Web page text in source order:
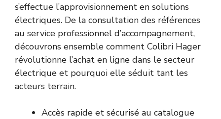
s’effectue l’approvisionnement en solutions
électriques. De la consultation des références
au service professionnel d’accompagnement,
découvrons ensemble comment Colibri Hager
révolutionne l’achat en ligne dans le secteur
électrique et pourquoi elle séduit tant les
acteurs terrain.
Accès rapide et sécurisé au catalogue